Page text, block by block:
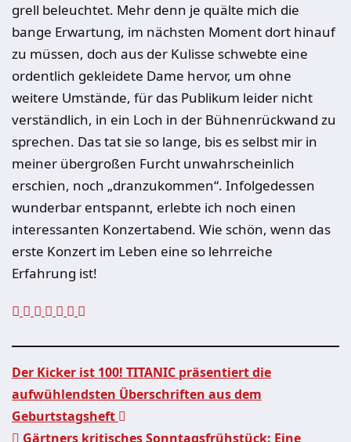
grell beleuchtet. Mehr denn je quälte mich die
bange Erwartung, im nächsten Moment dort hinauf
zu müssen, doch aus der Kulisse schwebte eine
ordentlich gekleidete Dame hervor, um ohne
weitere Umstände, für das Publikum leider nicht
verständlich, in ein Loch in der Bühnenrückwand zu
sprechen. Das tat sie so lange, bis es selbst mir in
meiner übergroßen Furcht unwahrscheinlich
erschien, noch „dranzukommen“. Infolgedessen
wunderbar entspannt, erlebte ich noch einen
interessanten Konzertabend. Wie schön, wenn das
erste Konzert im Leben eine so lehrreiche
Erfahrung ist!
Beitragsnavigation
Der Kicker ist 100! TITANIC präsentiert die
aufwühlendsten Überschriften aus dem
Geburtstagsheft
Gärtners kritisches Sonntagsfrühstück: Eine